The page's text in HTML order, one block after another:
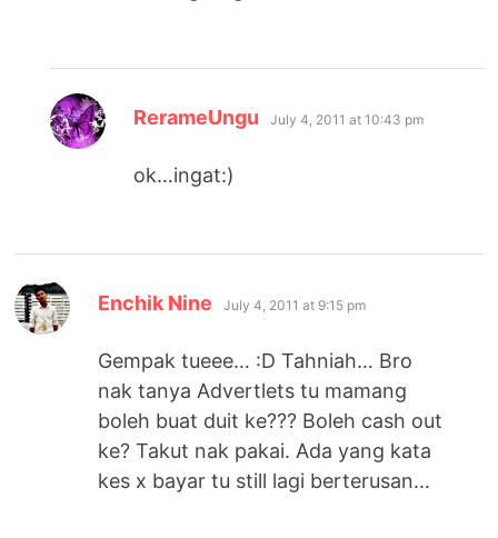
RerameUngu says:
July 4, 2011 at 10:43 pm
ok…ingat:)
Enchik Nine says:
July 4, 2011 at 9:15 pm
Gempak tueee… :D Tahniah… Bro
nak tanya Advertlets tu mamang
boleh buat duit ke??? Boleh cash out
ke? Takut nak pakai. Ada yang kata
kes x bayar tu still lagi berterusan…